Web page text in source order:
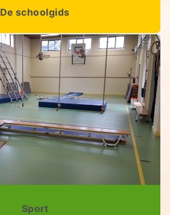
De schoolgids
Sport